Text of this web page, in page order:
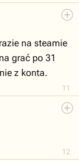
11
na steamie
grać po 31
z konta.
12